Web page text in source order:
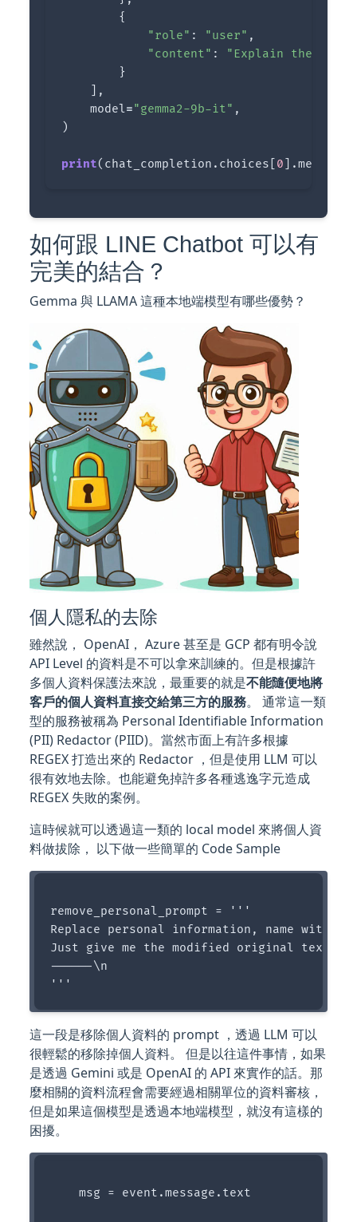
{
"role" : "user" ,
"content" :
"Explain the
}
],
model="gemma2-9b-it" ,
)
print( chat_completion . choices 0 ].message
如何跟 LINE Chatbot 可以有
完美的結合？
Gemma 與 LLAMA 這種本地端模型有哪些優勢？
個人隱私的去除
雖然說， OpenAI， Azure 甚至是 GCP 都有明令說
API Level 的資料是不可以拿來訓練的。但是根據許
多個人資料保護法來說，最重要的就是不能隨便地將
客戶的個人資料直接交給第三方的服務。 通常這一類
型的服務被稱為 Personal Identifiable Information
(PII) Redactor (PIID)。當然市面上有許多根據
REGEX 打造出來的 Redactor ，但是使用 LLM 可以
很有效地去除。也能避免掉許多各種逃逸字元造成
REGEX 失敗的案例。
這時候就可以透過這一類的 local model 來將個人資
料做拔除， 以下做一些簡單的 Code Sample
remove_personal_prompt = '''
Replace personal information, name with
Just give me the modified original text,
------\n
這一段是移除個人資料的 prompt ，透過 LLM 可以
很輕鬆的移除掉個人資料。 但是以往這件事情，如果
是透過 Gemini 或是 OpenAI 的 API 來實作的話。那
麼相關的資料流程會需要經過相關單位的資料審核，
但是如果這個模型是透過本地端模型，就沒有這樣的
困擾。
    msg = event.message.text